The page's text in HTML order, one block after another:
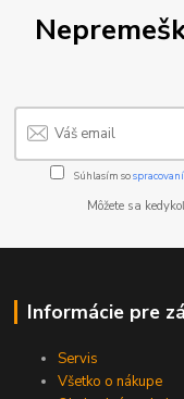
Súhlasím so
Môžete sa
Informácie pre
Servis
Všetko o nákupe